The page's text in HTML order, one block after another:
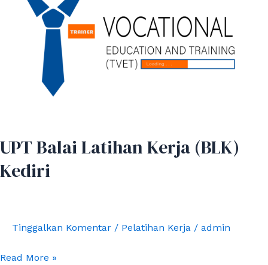
UPT Balai Latihan Kerja (BLK)
Kediri
Tinggalkan Komentar / Pelatihan Kerja / admin
Latihan
Read More »